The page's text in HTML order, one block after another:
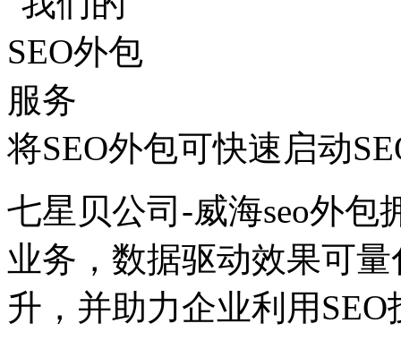
将SEO外包可快速启动
七星贝公司-威海seo外包
业务，数据驱动效果可
升，并助力企业利用